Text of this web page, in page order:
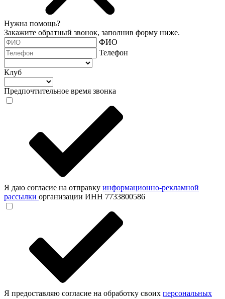
Нужна помощь?
Закажите обратный звонок, заполнив форму ниже.
ФИО
Телефон
Клуб
Предпочтительное время звонка
Я даю согласие на отправку информационно-рекламной
рассылки организации ИНН 7733800586
Я предоставляю согласие на обработку своих персональных